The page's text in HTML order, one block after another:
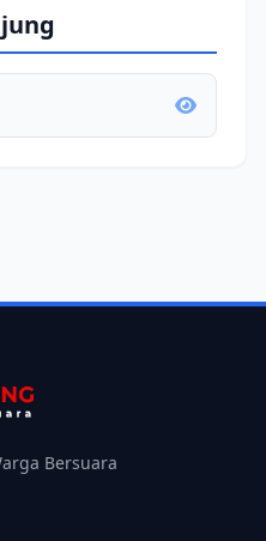
Bersuara